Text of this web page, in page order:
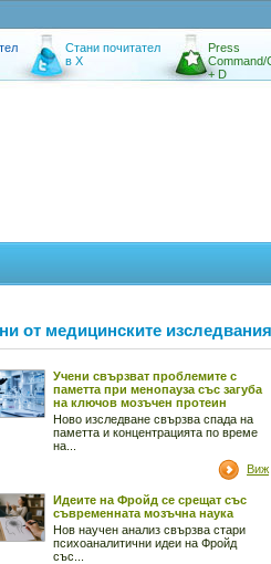
Стани почитател
в X
Press
Command/
+ D
от медицинските изследвания
Учени свързват проблемите с
паметта при менопауза със загуба
на ключов мозъчен протеин
Ново изследване свързва спада на
паметта и концентрацията по време
на...
Виж
Идеите на Фройд се срещат със
съвременната мозъчна наука
Нов научен анализ свързва стари
психоаналитични идеи на Фройд
със...